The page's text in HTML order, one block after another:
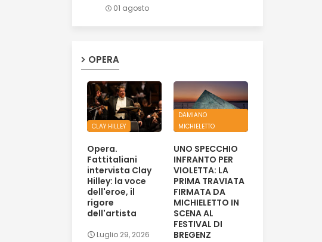
01 agosto
OPERA
CLAY HILLEY
Opera.
Fattitaliani
intervista Clay
Hilley: la voce
dell'eroe, il
rigore
dell'artista
Luglio 29, 2026
DAMIANO
MICHIELETTO
UNO SPECCHIO
INFRANTO PER
VIOLETTA: LA
PRIMA TRAVIATA
FIRMATA DA
MICHIELETTO IN
SCENA AL
FESTIVAL DI
BREGENZ